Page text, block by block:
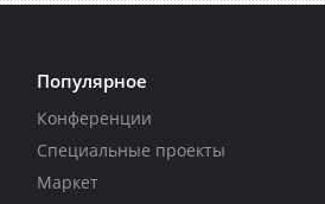
Популярное
Конференции
Специальные проекты
Маркет